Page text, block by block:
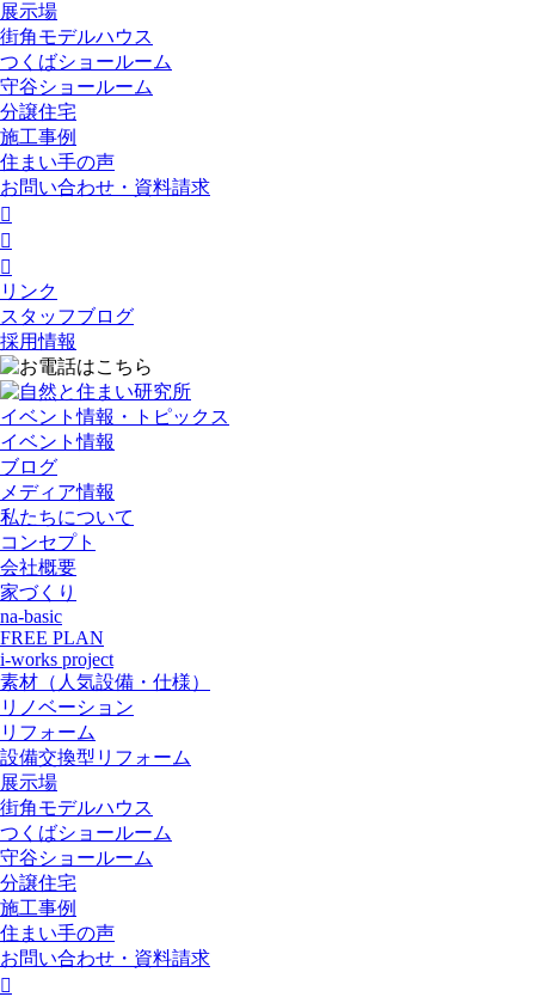
展示場
街角モデルハウス
つくばショールーム
守谷ショールーム
分譲住宅
施工事例
住まい手の声
お問い合わせ・資料請求



リンク
スタッフブログ
採用情報
イベント情報・トピックス
イベント情報
ブログ
メディア情報
私たちについて
コンセプト
会社概要
家づくり
na-basic
FREE PLAN
i-works project
素材（人気設備・仕様）
リノベーション
リフォーム
設備交換型リフォーム
展示場
街角モデルハウス
つくばショールーム
守谷ショールーム
分譲住宅
施工事例
住まい手の声
お問い合わせ・資料請求
